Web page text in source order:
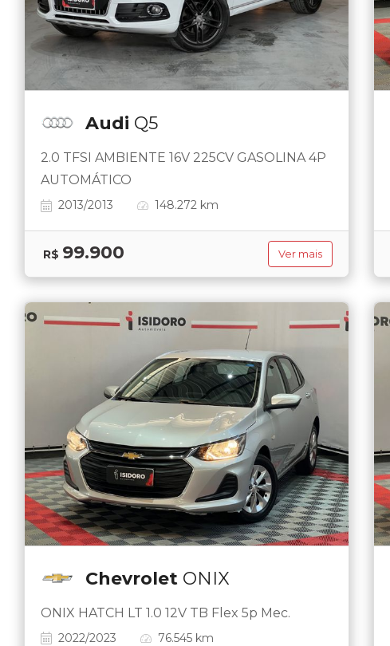
Audi Q5
2.0 TFSI AMBIENTE 16V 225CV GASOLINA 4P
AUTOMÁTICO
2013/2013 148.272 km
R$ 99.900 Ver mais
Chevrolet ONIX
ONIX HATCH LT 1.0 12V TB Flex 5p Mec.
2022/2023 76.545 km